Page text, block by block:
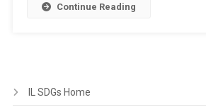
Continue Reading
IL SDGs Home